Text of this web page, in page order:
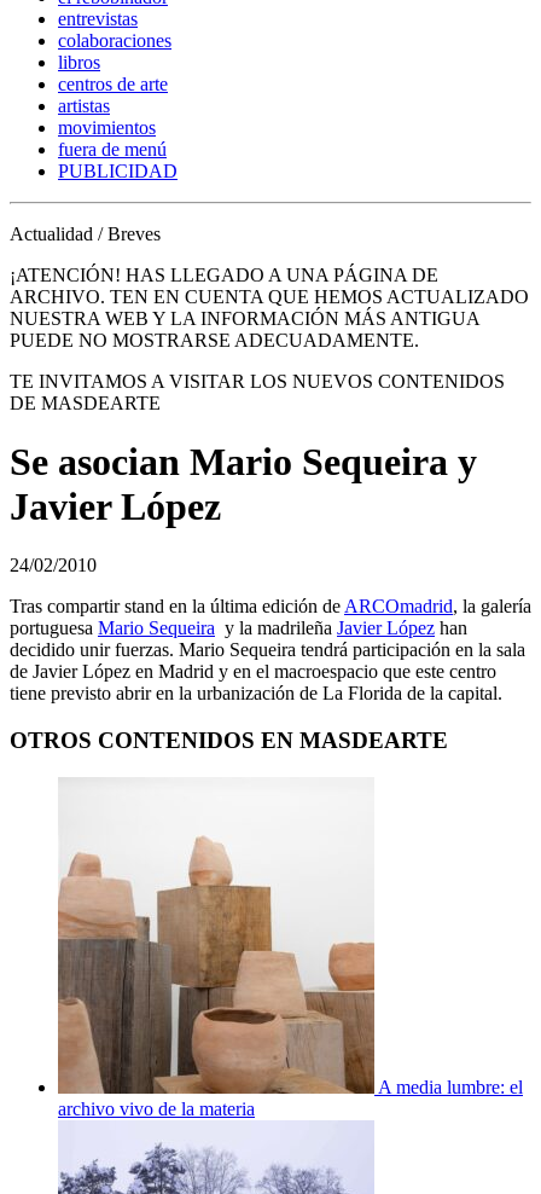
entrevistas
colaboraciones
libros
centros de arte
artistas
movimientos
fuera de menú
PUBLICIDAD
Actualidad / Breves
¡ATENCIÓN! HAS LLEGADO A UNA PÁGINA DE
ARCHIVO. TEN EN CUENTA QUE HEMOS ACTUALIZADO
NUESTRA WEB Y LA INFORMACIÓN MÁS ANTIGUA
PUEDE NO MOSTRARSE ADECUADAMENTE.
TE INVITAMOS A VISITAR LOS NUEVOS CONTENIDOS
DE MASDEARTE
Se asocian Mario Sequeira y
Javier López
24/02/2010
Tras compartir stand en la última edición deARCOmadrid, la galería
portuguesa Mario Sequeira y la madrileña Javier López han
decidido unir fuerzas. Mario Sequeira tendrá participación en la sala
de Javier López en Madrid y en el macroespacio que este centro
tiene previsto abrir en la urbanización de La Florida de la capital.
OTROS CONTENIDOS EN MASDEARTE
A media lumbre: el
archivo vivo de la materia